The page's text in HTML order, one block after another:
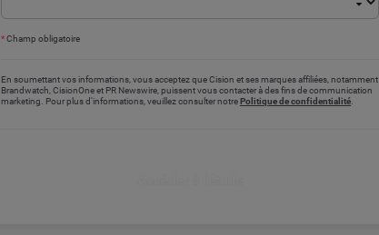
*Champ obligatoire
En soumettant vos informations, vous acceptez que Cision et ses marques affiliées, notamment
Brandwatch, CisionOne et PR Newswire, puissent vous contacter à des fins de communication
marketing. Pour plus d'informations, veuillez consulter notrePolitique de confidentialité